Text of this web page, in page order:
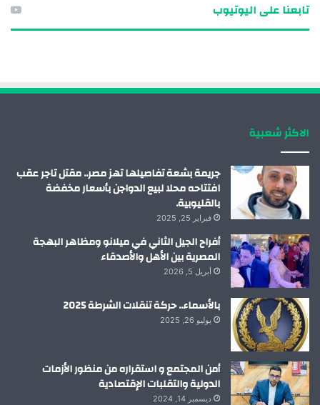
م
تابعنا على اليوتيوب
الاكثر شعبية
جريمة بشعة تفاصيلها تهز مصر.. مقتل تاجر عقب
افتتاحه محلا لبيع الدواجن بأسعار مخفضة
بالقليوبية.
فبراير 25, 2025
أفراح الجيل الثاني في ميلانو ومظاهر البهجة
المصرية بين الأهل والأصدقاء
أبريل 5, 2026
بالأسماء.. حركة تنقلات الشرطة 2025
يوليو 26, 2025
أمن المجتمع و استقراره من منظور الأزمات
الدولية والتقلبات الإقتصادية
ديسمبر 14, 2024